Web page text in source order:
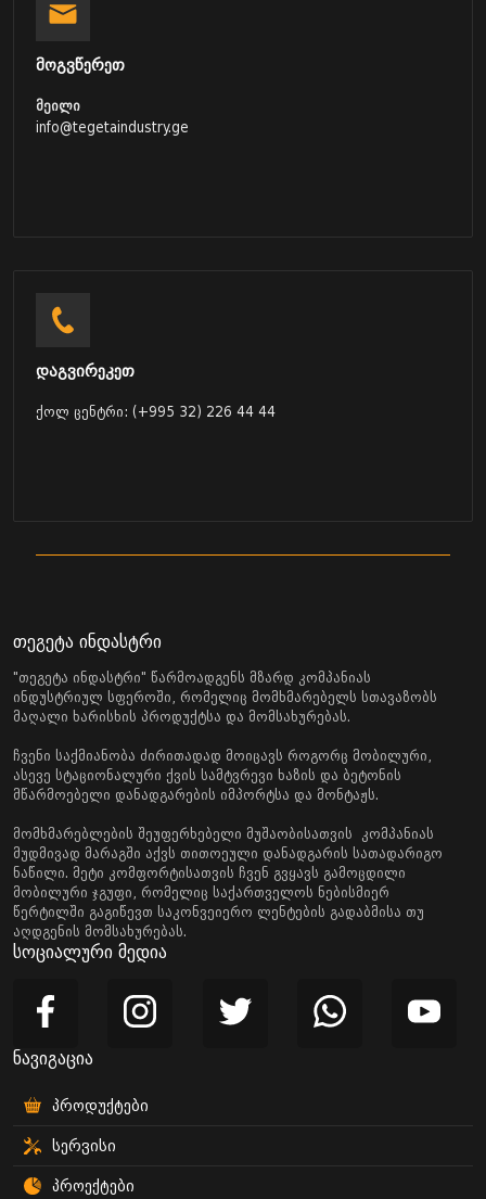
მოგვწერეთ
მეილი
info@tegetaindustry.ge
დაგვირეკეთ
ქოლ ცენტრი: (+995 32) 226 44 44
თეგეტა ინდასტრი
"თეგეტა ინდასტრი" წარმოადგენს მზარდ კომპანიას
ინდუსტრიულ სფეროში, რომელიც მომხმარებელს სთავაზობს
მაღალი ხარისხის პროდუქტსა და მომსახურებას.
ჩვენი საქმიანობა ძირითადად მოიცავს როგორც მობილური,
ასევე სტაციონალური ქვის სამტვრევი ხაზის და ბეტონის
მწარმოებელი დანადგარების იმპორტსა და მონტაჟს.
მომხმარებლების შეუფერხებელი მუშაობისათვის კომპანიას
მუდმივად მარაგში აქვს თითოეული დანადგარის სათადარიგო
ნაწილი. მეტი კომფორტისათვის ჩვენ გვყავს გამოცდილი
მობილური ჯგუფი, რომელიც საქართველოს ნებისმიერ
წერტილში გაგიწევთ საკონვეიერო ლენტების გადაბმისა თუ
აღდგენის მომსახურებას.
სოციალური მედია
ნავიგაცია
პროდუქტები
სერვისი
პროექტები